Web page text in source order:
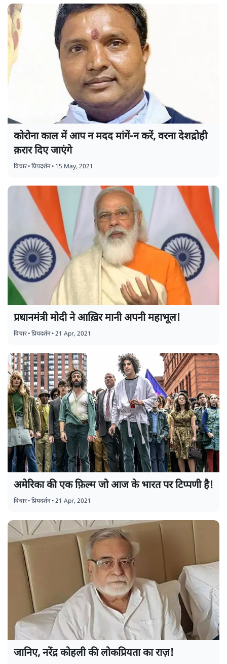
कोरोना काल में आप न मदद मांगें-न करें, वरना देशद्रोही
क़रार दिए जाएंगे
विचार•प्रियदर्शन• 15 May, 2021
प्रधानमंत्री मोदी ने आख़िर मानी अपनी महाभूल!
विचार•प्रियदर्शन•21 Apr, 2021
अमेरिका की एक फ़िल्म जो आज के भारत पर टिप्पणी है!
विचार•प्रियदर्शन•21 Apr, 2021
जानिए, नरेंद्र कोहली की लोकप्रियता का राज़!